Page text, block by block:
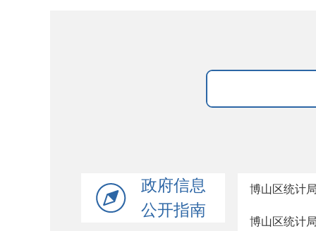
政府信息
公开指南
博山区统计
博山区统计